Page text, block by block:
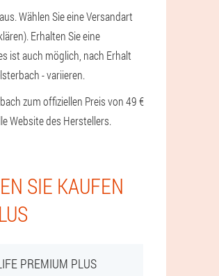
Wählen Sie eine Versandart
Erhalten Sie eine
ist auch möglich, nach Erhalt
- variieren.
zum offiziellen Preis von 49 €
Website des Herstellers.
SIE KAUFEN
PREMIUM PLUS